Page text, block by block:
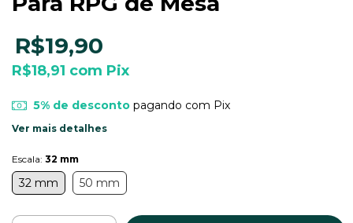
R$19,90
R$18,91 com Pix
5% de descontopagando com Pix
Ver mais detalhes
Escala: 32 mm
32 mm 50 mm